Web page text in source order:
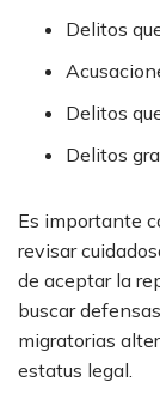
Delitos
Delitos
Delitos
Es importante
revisar
de aceptar la
buscar
migratorias
estatus legal.